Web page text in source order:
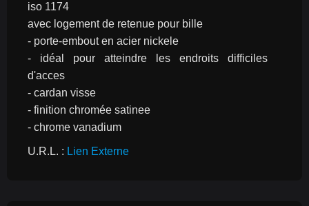
iso 1174
avec logement de retenue pour bille
- porte-embout en acier nickele
- idéal pour atteindre les endroits difficiles
d'acces
- cardan visse
- finition chromée satinee
- chrome vanadium
U.R.L. : Lien Externe